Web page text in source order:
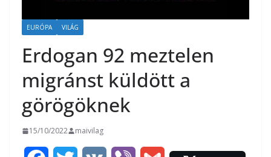
EURÓPA VILÁG
Erdogan 92 meztelen
migránst küldött a
görögöknek
15/10/2022 maivilag